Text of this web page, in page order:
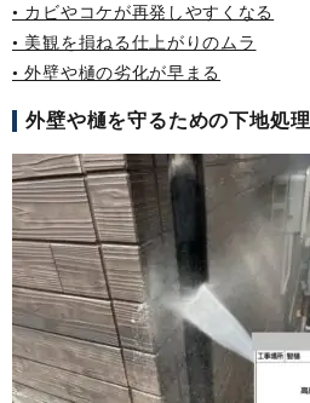
• カビやコケが再発しやすくなる
• 美観を損ねる仕上がりのムラ
• 外壁や樋の劣化が早まる
外壁や樋を守るための下地処理